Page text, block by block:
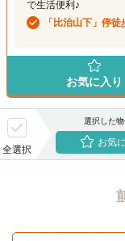
で生活便利♪
「比治山下」停
お気に入り
全選択
選択した
お気